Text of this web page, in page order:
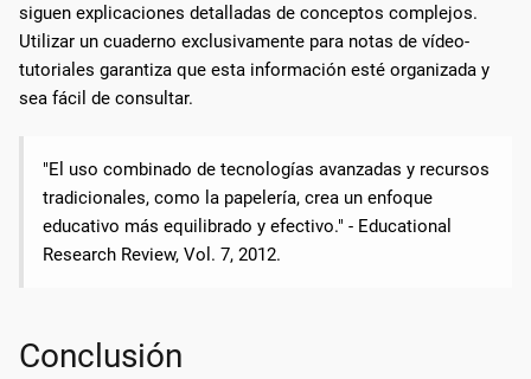
siguen explicaciones detalladas de conceptos complejos.
Utilizar un cuaderno exclusivamente para notas de vídeo-
tutoriales garantiza que esta información esté organizada y
sea fácil de consultar.
"El uso combinado de tecnologías avanzadas y recursos
tradicionales, como la papelería, crea un enfoque
educativo más equilibrado y efectivo." - Educational
Research Review, Vol. 7, 2012.
Conclusión